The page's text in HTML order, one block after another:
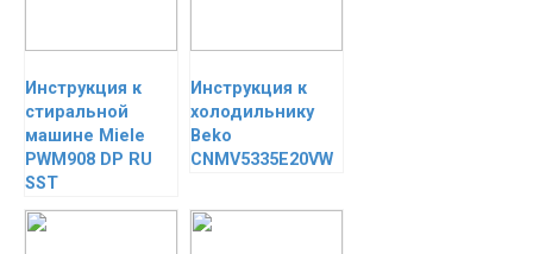
Инструкция к
стиральной
машине Miele
PWM908 DP RU
SST
Инструкция к
холодильнику
Beko
CNMV5335E20VW